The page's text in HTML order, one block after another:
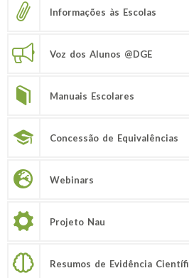
Informações às Escolas
Voz dos Alunos @DGE
Manuais Escolares
Concessão de Equivalências
Webinars
Projeto Nau
Resumos de Evidência